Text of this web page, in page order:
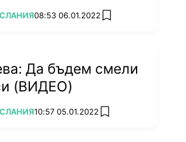
08:53 06.01.2022 add favorites
Да бъдем смели
(ВИДЕО)
10:57 05.01.2022 add favorites